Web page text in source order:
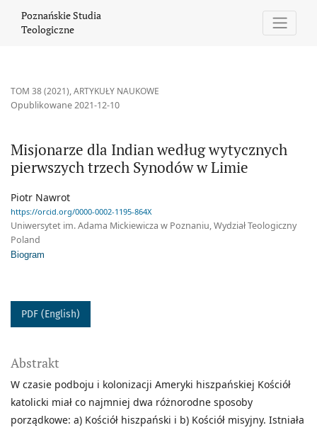
Poznańskie Studia
Teologiczne
TOM 38 (2021),ARTYKUŁY NAUKOWE
Misjonarze dla Indian według wytycznych
pierwszych trzech Synodów w Limie
Opublikowane 2021-12-10
Piotr Nawrot
https://orcid.org/0000-0002-1195-864X
Uniwersytet im. Adama Mickiewicza w Poznaniu, Wydział Teologiczny
Poland
Biogram
PDF (English)
Abstrakt
W czasie podboju i kolonizacji Ameryki hiszpańskiej Kościół
katolicki miał co najmniej dwa różnorodne sposoby
porządkowe: a) Kościół hiszpański i b) Kościół misyjny. Istniała